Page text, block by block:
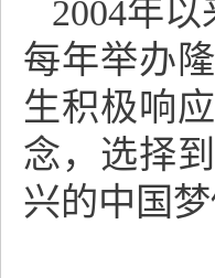
2004年
每年举办
生积极响
念，选择
兴的中国